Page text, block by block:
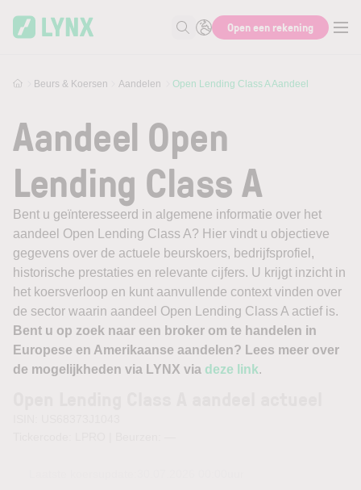
Zoek naar informatie
Open een rekening
Beurs & Koersen Aandelen Open Lending Class A Aandeel
Aandeel Open
Lending Class A
Bent u geïnteresseerd in algemene informatie over het
aandeel Open Lending Class A? Hier vindt u objectieve
gegevens over de actuele beurskoers, bedrijfsprofiel,
historische prestaties en relevante cijfers. U krijgt inzicht in
het koersverloop en kunt aanvullende context vinden over
de sector waarin aandeel Open Lending Class A actief is.
Bent u op zoek naar een broker om te handelen in
Europese en Amerikaanse aandelen? Lees meer over
de mogelijkheden via LYNX via deze link.